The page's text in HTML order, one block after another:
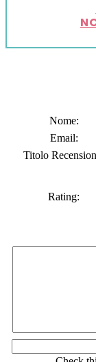
Nome:
Email:
Titolo
Rating: